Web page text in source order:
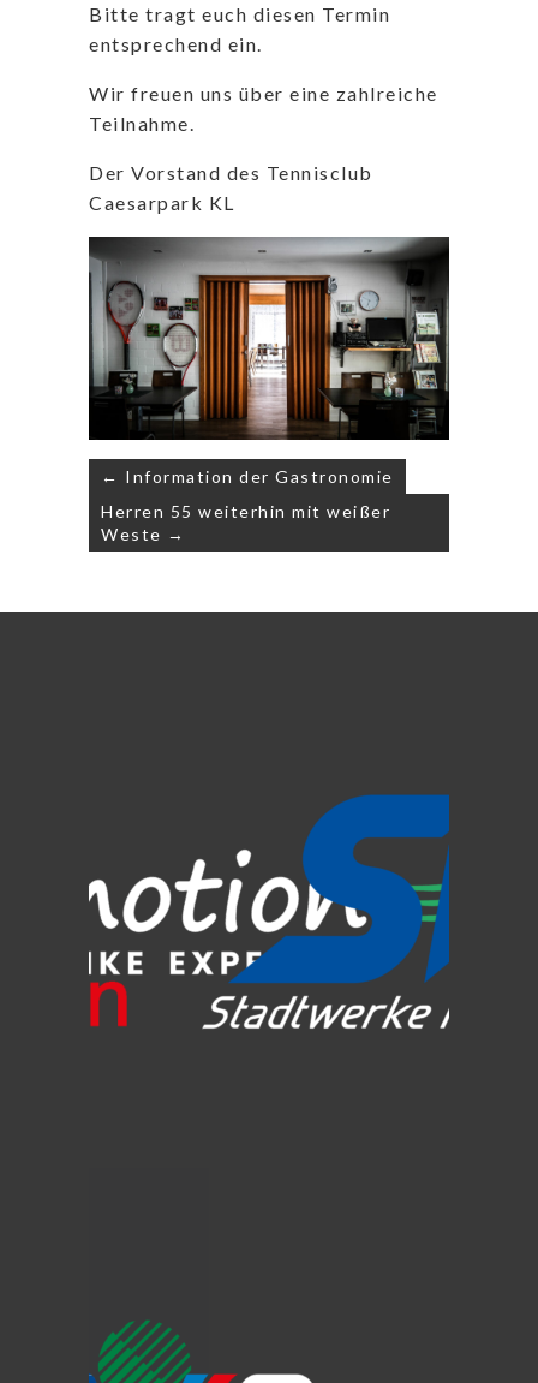
Bitte tragt euch diesen Termin
entsprechend ein.
Wir freuen uns über eine zahlreiche
Teilnahme.
Der Vorstand des Tennisclub
Caesarpark KL
Beitragsnavigation
← Information der Gastronomie
Herren 55 weiterhin mit weißer
Weste →